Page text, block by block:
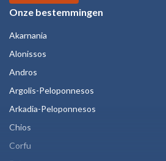
Onze bestemmingen
Akarnania
Alonissos
Andros
Argolis-Peloponnesos
Arkadia-Peloponnesos
Chios
Corfu